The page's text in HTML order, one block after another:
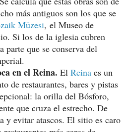
más antiguos son los que se
Müzesi, el Museo de
Si los de la iglesia cubren
parte que se conserva del
en el Reina. El Reina es un
de restaurantes, bares y pistas
la orilla del Bósforo,
que cruza el estrecho. De
y evitar atascos. El sitio es caro